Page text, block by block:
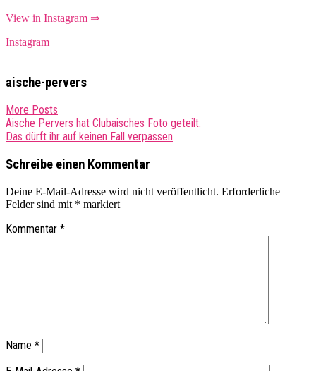
View in Instagram ⇒
Instagram
aische-pervers
More Posts
Post
navigation
Aische Pervers hat Clubaisches Foto geteilt.
Das dürft ihr auf keinen Fall verpassen
Schreibe einen Kommentar
Deine E-Mail-Adresse wird nicht veröffentlicht. Erforderliche
Felder sind mit * markiert
Kommentar *
Name *